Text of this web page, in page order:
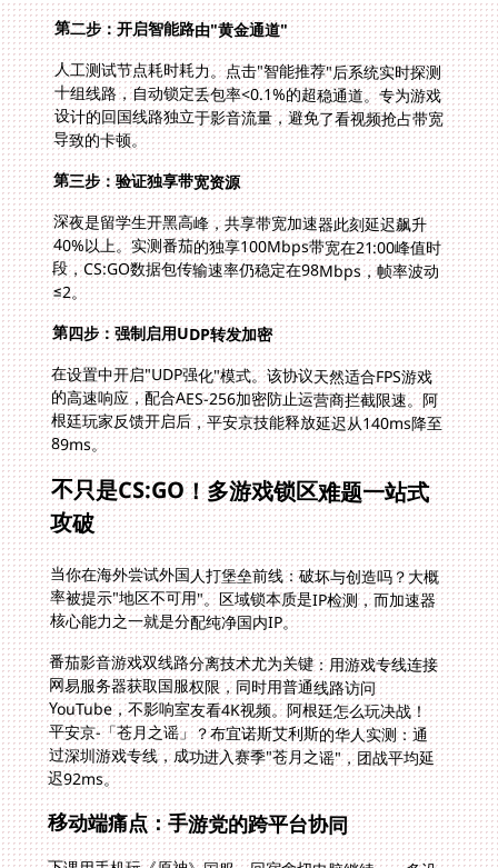
第二步：开启智能路由"黄金通道"
人工测试节点耗时耗力。点击"智能推荐"后系统实时探测
十组线路，自动锁定丢包率<0.1%的超稳通道。专为游戏
设计的回国线路独立于影音流量，避免了看视频抢占带宽
导致的卡顿。
第三步：验证独享带宽资源
深夜是留学生开黑高峰，共享带宽加速器此刻延迟飙升
40%以上。实测番茄的独享100Mbps带宽在21:00峰值时
段，CS:GO数据包传输速率仍稳定在98Mbps，帧率波动
≤2。
第四步：强制启用UDP转发加密
在设置中开启"UDP强化"模式。该协议天然适合FPS游戏
的高速响应，配合AES-256加密防止运营商拦截限速。阿
根廷玩家反馈开启后，平安京技能释放延迟从140ms降至
89ms。
不只是CS:GO！多游戏锁区难题一站式
攻破
当你在海外尝试外国人打堡垒前线：破坏与创造吗？大概
率被提示"地区不可用"。区域锁本质是IP检测，而加速器
核心能力之一就是分配纯净国内IP。
番茄影音游戏双线路分离技术尤为关键：用游戏专线连接
网易服务器获取国服权限，同时用普通线路访问
YouTube，不影响室友看4K视频。阿根廷怎么玩决战！
平安京-「苍月之谣」？布宜诺斯艾利斯的华人实测：通
过深圳游戏专线，成功进入赛季"苍月之谣"，团战平均延
迟92ms。
移动端痛点：手游党的跨平台协同